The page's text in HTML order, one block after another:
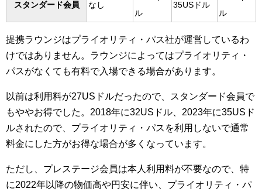
スタンダード会員 なし
ル
35USドル
ル
提携ラウンジはプライオリティ・パス社が運営しているわ
けではありません。ラウンジによってはプライオリティ・
パスがなくても有料で入場できる場合があります。
以前は利用料が27USドルだったので、スタンダード会員で
もややお得でした。2018年に32USドル、2023年に35USド
ルされたので、プライオリティ・パスを利用しないで通常
料金にした方がお得な場合が多くなっています。
ただし、プレステージ会員は本人利用料が不要なので、特
に2022年以降の物価高や円安に伴い、プライオリティ・パ